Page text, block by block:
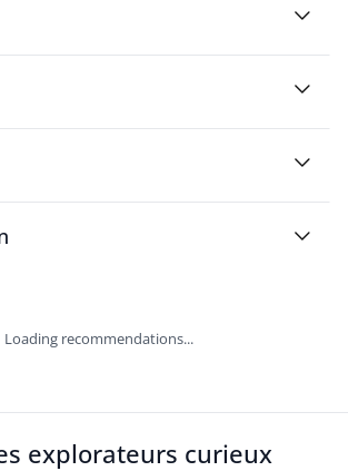
Loading recommendations...
explorateurs curieux